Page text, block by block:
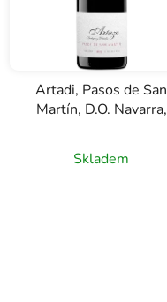
Artadi, Pasos de San
Martín, D.O. Navarra,
Skladem